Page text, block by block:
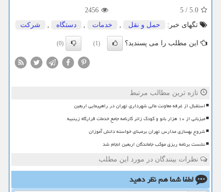
5.0
/
5
2456
تگهای خبر:
حمل و نقل , خدمات , دستگاه , شركت
این مطلب را می پسندید؟ (1)
(0)
تازه ترین مطالب مرتبط
استقبال از غرفه معاونت مالی شهرداری تهران در راهپیمایی اربعین
میزبانی از ۱۰ هزار بانو و کودک زائر کارنامه جامع خدمات قرارگاه زینبیه
شروع بهسازی مدارس تهران برمبنای خواسته دانش آموزان
نشست برنامه ریزی موکب جاماندگان اربعین انجام شد
نظرات بینندگان در مورد این مطلب
لطفا شما همنظر دهید